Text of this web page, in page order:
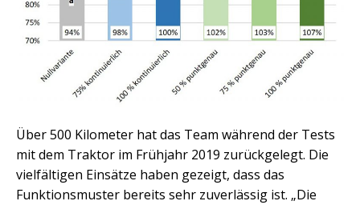
Über 500 Kilometer hat das Team während der Tests
mit dem Traktor im Frühjahr 2019 zurückgelegt. Die
vielfältigen Einsätze haben gezeigt, dass das
Funktionsmuster bereits sehr zuverlässig ist. „Die